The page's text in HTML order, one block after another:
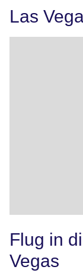
Las
Flug in
Vegas